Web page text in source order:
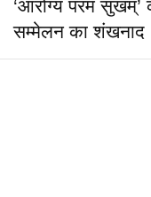
‘आरोग्यं परमं सुखम्’
सम्मेलन का शंखनाद